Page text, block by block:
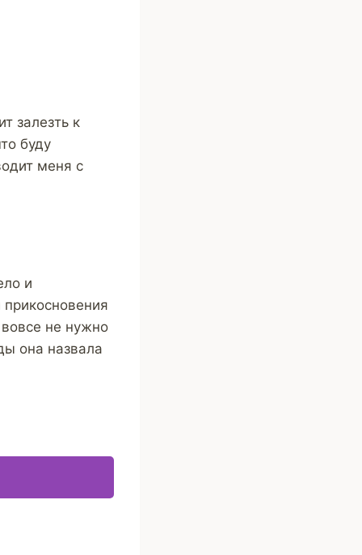
залезть к
буду
меня с
и
прикосновения
не нужно
она назвала